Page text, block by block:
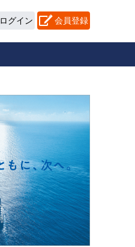
ログイン 会員登録